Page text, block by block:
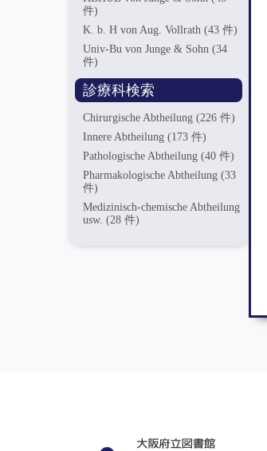
件)
K. b. H von Aug. Vollrath(43 件)
Univ-Bu von Junge & Sohn(34
件)
診療科検索
Chirurgische Abtheilung(226 件)
Innere Abtheilung(173 件)
Pathologische Abtheilung(40 件)
Pharmakologische Abtheilung(33
件)
Medizinisch-chemische Abtheilung
usw.(28 件)